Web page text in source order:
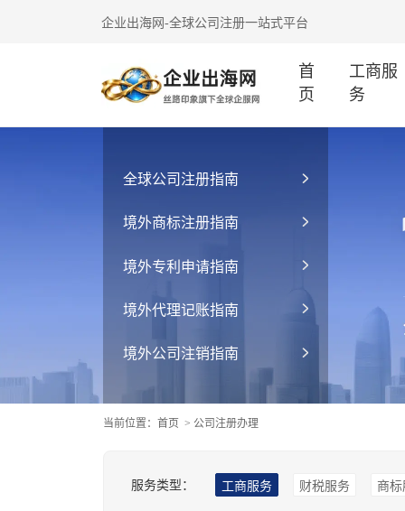
企业出海网-全球公司注册一站式平台
首
页
工商服
务
全球公司注册指南
境外商标注册指南
境外专利申请指南
境外代理记账指南
境外公司注销指南
当前位置： 首页 > 公司注册办理
服务类型： 工商服务 财税服务 商标